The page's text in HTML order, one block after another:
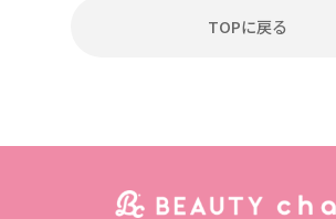
TOPに戻る